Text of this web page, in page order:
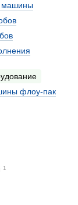
машины
флоу-пак
1